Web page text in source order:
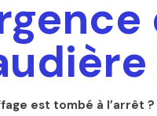
est tombé à l’arrêt